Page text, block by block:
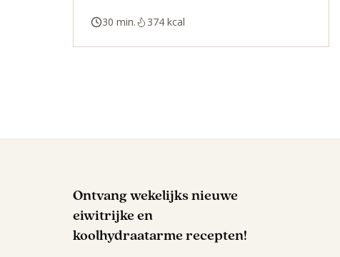
30 min. 374 kcal
Ontvang wekelijks nieuwe
eiwitrijke en
koolhydraatarme recepten!